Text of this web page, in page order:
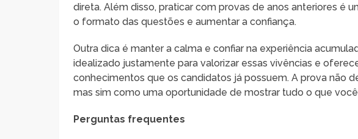
direta. Além disso, praticar com provas de anos anteriores é
o formato das questões e aumentar a confiança.
Outra dica é manter a calma e confiar na experiência
idealizado justamente para valorizar essas vivências e
conhecimentos que os candidatos já possuem. A prova não
mas sim como uma oportunidade de mostrar tudo o que
Perguntas frequentes